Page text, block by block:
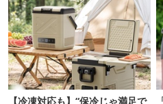
【冷凍対応も】“保冷じゃ満足で